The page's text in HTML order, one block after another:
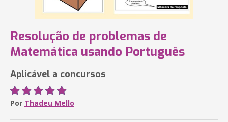
Resolução de problemas de
Matemática usando Português
Aplicável a concursos
Por Thadeu Mello